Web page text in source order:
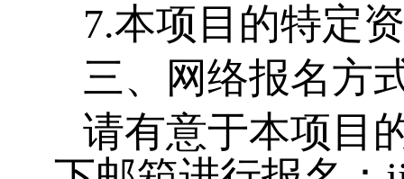
7.本项目的特定
三、
网络报名方
请有意于本项目